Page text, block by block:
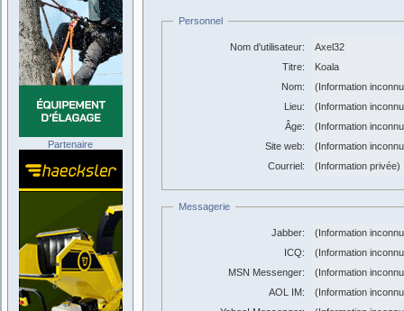
Personnel
Nom d'utilisateur:
Axel32
Titre:
Koala
Nom:
(Information
Lieu:
(Information
Âge:
(Information
Site web:
(Information
Courriel:
(Information privée)
Messagerie
Jabber:
(Information
ICQ:
(Information
MSN Messenger:
(Information
AOL IM:
(Information
Partenaire